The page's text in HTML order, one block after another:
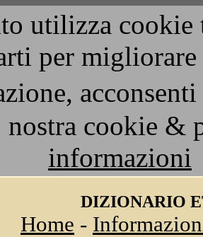
utilizza
per
nostra cookie &
informazioni
DIZIONARIO
Home -